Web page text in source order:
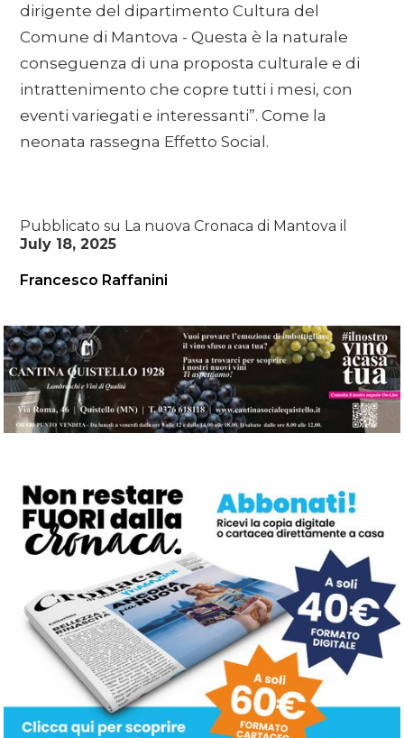
dirigente del dipartimento Cultura del
Comune di Mantova - Questa è la naturale
conseguenza di una proposta culturale e di
intrattenimento che copre tutti i mesi, con
eventi variegati e interessanti”. Come la
neonata rassegna Effetto Social.
Pubblicato su La nuova Cronaca di Mantova il
July 18, 2025
Francesco Raffanini